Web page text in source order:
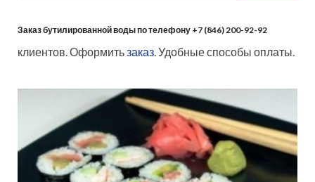
Заказ бутилированной воды по телефону +7 (846) 200-92-92
клиентов. Оформитьзаказ. Удобные способы оплаты.